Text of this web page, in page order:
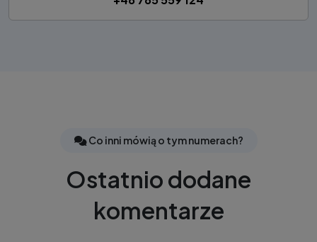
Co inni mówią o tym numerach?
Ostatnio dodane
komentarze